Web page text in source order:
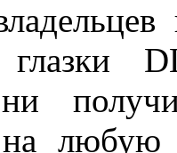
глазки
любую